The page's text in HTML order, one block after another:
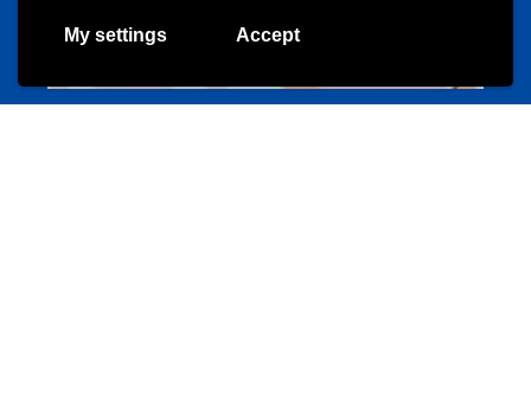
My settings Accept
Un projet de jeunes pour jeunes